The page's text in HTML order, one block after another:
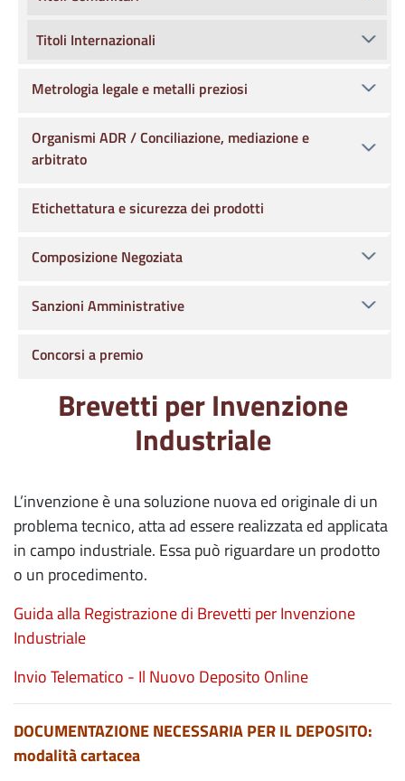
Brevetti per Invenzione
Industriale
L’invenzione è una soluzione nuova ed originale di un
problema tecnico, atta ad essere realizzata ed applicata
in campo industriale. Essa può riguardare un prodotto
o un procedimento.
Guida alla Registrazione di Brevetti per Invenzione
Industriale
Invio Telematico - Il Nuovo Deposito Online
DOCUMENTAZIONE NECESSARIA PER IL DEPOSITO:
modalità cartacea
Titoli Internazionali
Metrologia legale e metalli preziosi
Organismi ADR / Conciliazione, mediazione e
arbitrato
Etichettatura e sicurezza dei prodotti
Composizione Negoziata
Sanzioni Amministrative
Concorsi a premio